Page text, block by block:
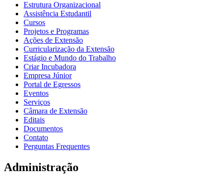
Estrutura Organizacional
Assistência Estudantil
Cursos
Projetos e Programas
Ações de Extensão
Curricularização da Extensão
Estágio e Mundo do Trabalho
Criar Incubadora
Empresa Júnior
Portal de Egressos
Eventos
Serviços
Câmara de Extensão
Editais
Documentos
Contato
Perguntas Frequentes
Administração